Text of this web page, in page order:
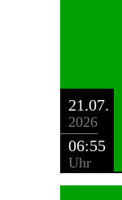
21.07.
2026
06:55
Uhr